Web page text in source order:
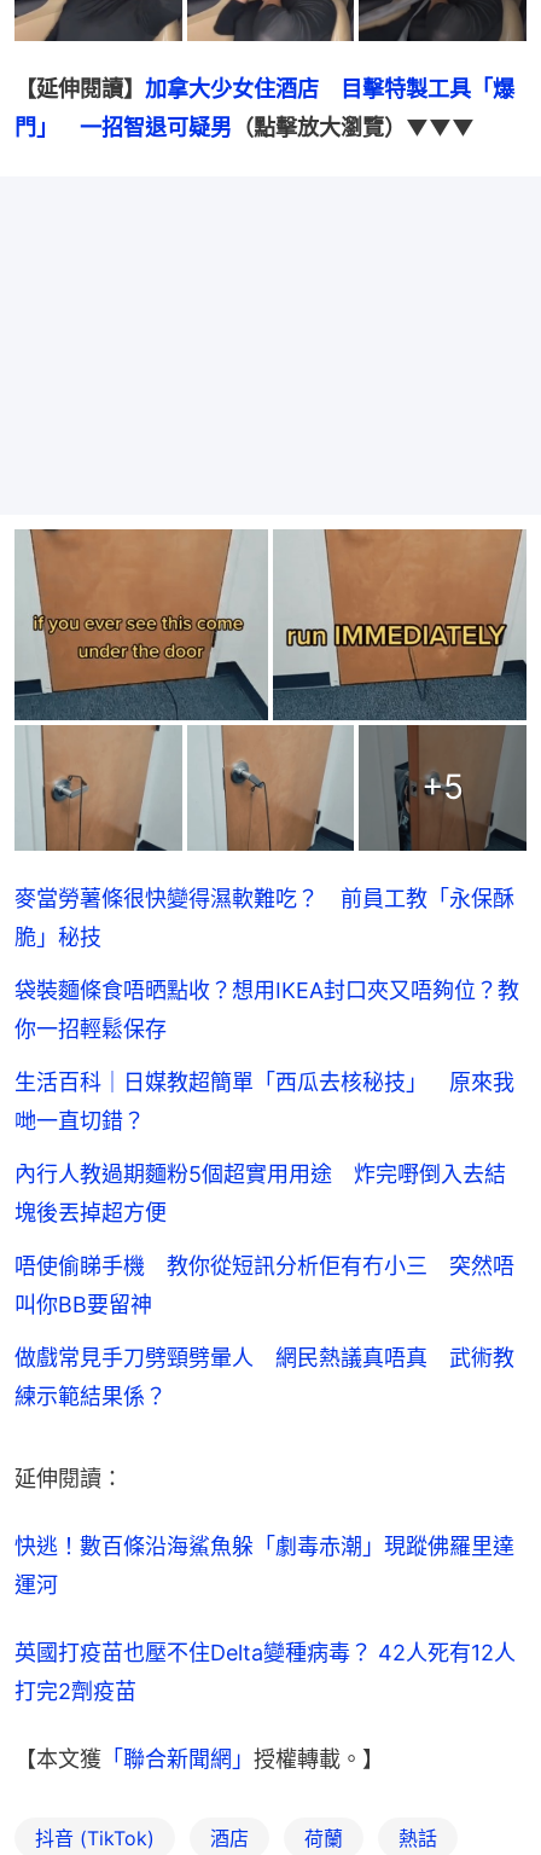
【延伸閱讀】 加拿大少女住酒店　目擊特製工具「爆
門」　一招智退可疑男 （點擊放大瀏覽）▼▼▼
+5
麥當勞薯條很快變得濕軟難吃？ 前員工教「永保酥
脆」秘技
袋裝麵條食唔晒點收？想用IKEA封口夾又唔夠位？教
你一招輕鬆保存
生活百科｜日媒教超簡單「西瓜去核秘技」 原來我
哋一直切錯？
內行人教過期麵粉5個超實用用途 炸完嘢倒入去結
塊後丟掉超方便
唔使偷睇手機 教你從短訊分析佢有冇小三 突然唔
叫你BB要留神
做戲常見手刀劈頸劈暈人 網民熱議真唔真 武術教
練示範結果係？
延伸閱讀：
快逃！數百條沿海鯊魚躲「劇毒赤潮」現蹤佛羅里達
運河
英國打疫苗也壓不住Delta變種病毒？ 42人死有12人
打完2劑疫苗
【本文獲 「聯合新聞網」 授權轉載。】
抖音 (TikTok) 酒店 荷蘭 熱話